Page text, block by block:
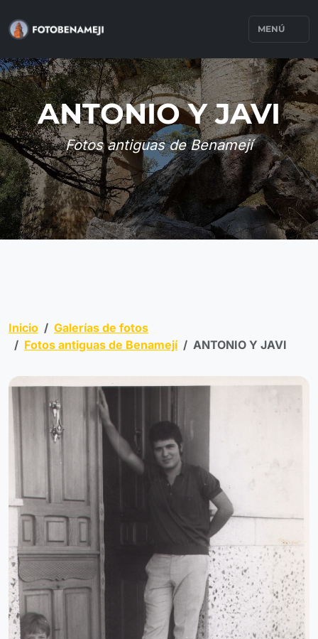
MENÚ
ANTONIO Y JAVI
Fotos antiguas de Benamejí
Inicio
Galerías de fotos
Fotos antiguas de Benamejí
ANTONIO Y JAVI